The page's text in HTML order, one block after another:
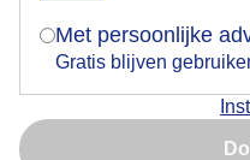
Met persoonlijke
Gratis blijven
Door: Arjan Gemaakt: 08-05-
Nu niet,